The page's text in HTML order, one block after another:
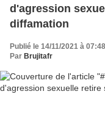
d'agression
diffamation
Publié le 14/11/2021 à 07:48
Par Brujitafr